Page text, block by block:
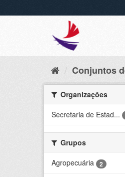
Conjuntos
Organizações
Secretaria de Estad...
Grupos
Agropecuária
2